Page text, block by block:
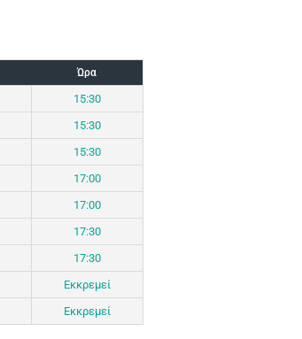
Ώρα
15:30
15:30
15:30
17:00
17:00
17:30
17:30
Εκκρεμεί
Εκκρεμεί